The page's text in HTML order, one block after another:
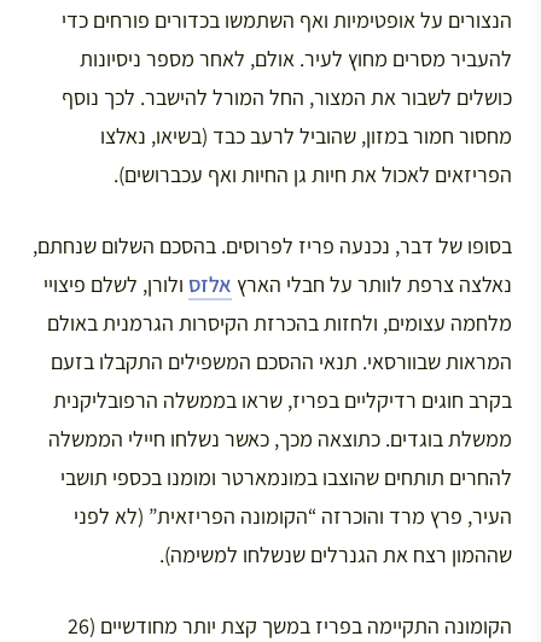
הנצורים על אופטימיות ואף השתמשו בכדורים פורחים כדי
להעביר מסרים מחוץ לעיר. אולם, לאחר מספר ניסיונות
כושלים לשבור את המצור, החל המורל להישבר. לכך נוסף
מחסור חמור במזון, שהוביל לרעב כבד (בשיאו, נאלצו
הפריזאים לאכול את חיות גן החיות ואף עכברושים).
בסופו של דבר, נכנעה פריז לפרוסים. בהסכם השלום שנחתם,
נאלצה צרפת לוותר על חבלי הארץ אלזס ולורן, לשלם פיצויי
מלחמה עצומים, ולחזות בהכרזת הקיסרות הגרמנית באולם
המראות שבוורסאי. תנאי ההסכם המשפילים התקבלו בזעם
בקרב חוגים רדיקליים בפריז, שראו בממשלה הרפובליקנית
ממשלת בוגדים. כתוצאה מכך, כאשר נשלחו חיילי הממשלה
להחרים תותחים שהוצבו במונמארטר ומומנו בכספי תושבי
העיר, פרץ מרד והוכרזה “הקומונה הפריזאית” (לא לפני
שההמון רצח את הגנרלים שנשלחו למשימה).
הקומונה התקיימה בפריז במשך קצת יותר מחודשיים (26